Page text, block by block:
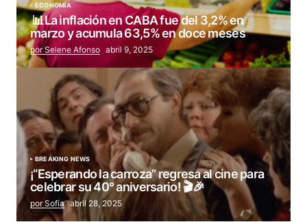
ECONOMÍA
📊La inflación en CABA fue del 3,2% en
marzo y acumula 63,5% en doce meses
por Selene Afonso abril 9, 2025
BREAKING NEWS
¡“Esperando la carroza” regresa al cine para
celebrar su 40° aniversario! 🎬🎉
por Sofía abril 28, 2025